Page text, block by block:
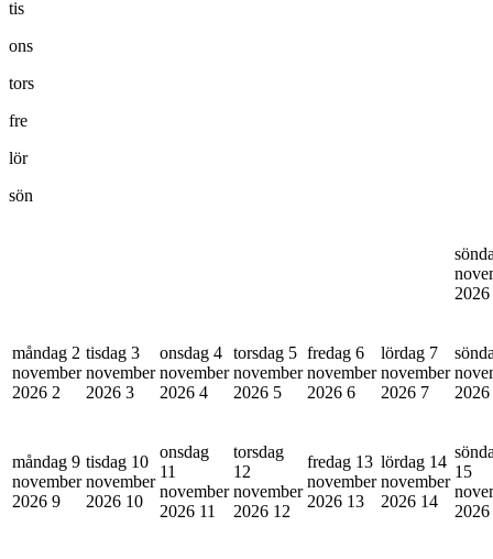
tis
ons
tors
fre
lör
sön
2026
måndag 2
november
2026 2
tisdag 3
november
2026 3
onsdag 4
november
2026 4
torsdag 5
november
2026 5
fredag 6
november
2026 6
lördag 7
november
2026 7
2026
måndag 9
november
2026 9
tisdag 10
november
2026 10
onsdag
11
november
2026 11
torsdag
12
november
2026 12
fredag 13
november
2026 13
lördag 14
november
2026 14
15
2026